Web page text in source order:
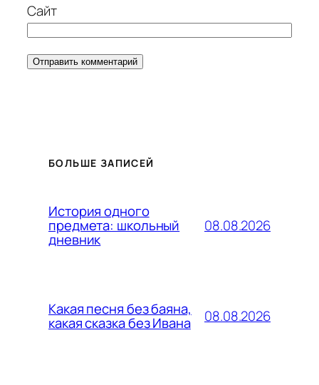
Сайт
БОЛЬШЕ ЗАПИСЕЙ
История одного
предмета: школьный
дневник
08.08.2026
Какая песня без баяна,
какая сказка без Ивана 08.08.2026